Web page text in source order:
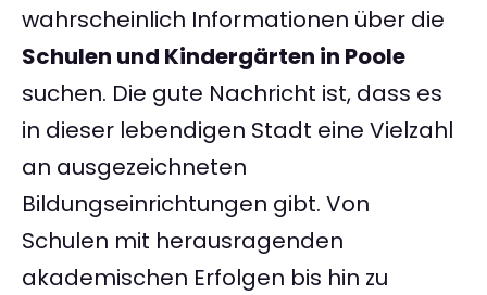
wahrscheinlich Informationen über die
Schulen und Kindergärten in Poole
suchen. Die gute Nachricht ist, dass es
in dieser lebendigen Stadt eine Vielzahl
an ausgezeichneten
Bildungseinrichtungen gibt. Von
Schulen mit herausragenden
akademischen Erfolgen bis hin zu